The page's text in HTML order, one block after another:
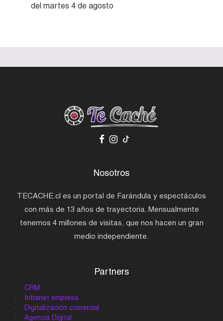
del martes 4 de agosto
Nosotros
TECACHE.cl es un portal de Farándula y espectáculos
con más de 13 años de trayectoria. Mensualmente
tenemos 4 millones de visitas, que nos hacen un gran
medio independiente.
Partners
CRM
Intranet empresa
Digitalización comercial
Agencia Digital